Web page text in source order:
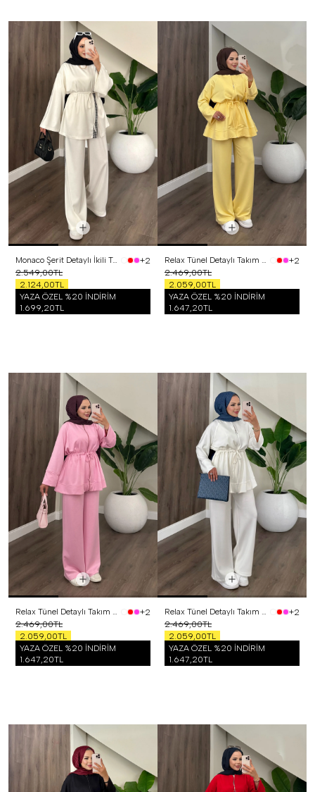
Monaco Şerit Detaylı İkili Takım Beyaz
+2
2.549,00TL
2.124,00TL
YAZA ÖZEL %20 İNDİRİM
1.699,20TL
Relax Tünel Detaylı Takım Sarı
+2
2.469,00TL
2.059,00TL
YAZA ÖZEL %20 İNDİRİM
1.647,20TL
Relax Tünel Detaylı Takım Pembe
+2
2.469,00TL
2.059,00TL
YAZA ÖZEL %20 İNDİRİM
1.647,20TL
Relax Tünel Detaylı Takım Beyaz
+2
2.469,00TL
2.059,00TL
YAZA ÖZEL %20 İNDİRİM
1.647,20TL